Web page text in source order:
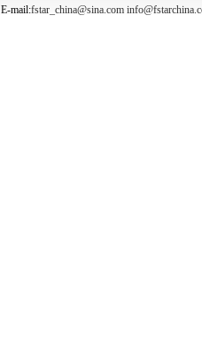
E-mail:fstar_china@sina.com